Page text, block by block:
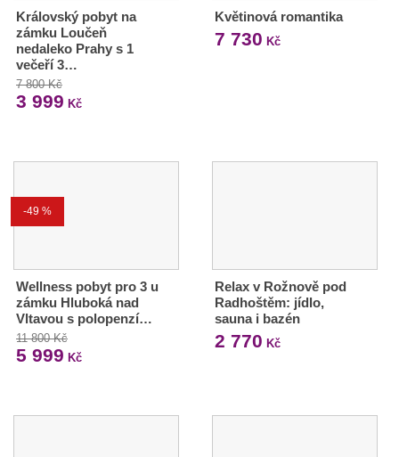
Královský pobyt na
zámku Loučeň
nedaleko Prahy s 1
večeří 3…
7 800 Kč
3 999 Kč
Květinová romantika
7 730 Kč
-49 %
Wellness pobyt pro 3 u
zámku Hluboká nad
Vltavou s polopenzí…
11 800 Kč
5 999 Kč
Relax v Rožnově pod
Radhoštěm: jídlo,
sauna i bazén
2 770 Kč